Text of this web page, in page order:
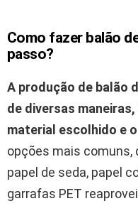
Como fazer balão
passo?
A produção de balão
de diversas
material escolhido e
opções mais
papel de seda, papel
garrafas PET